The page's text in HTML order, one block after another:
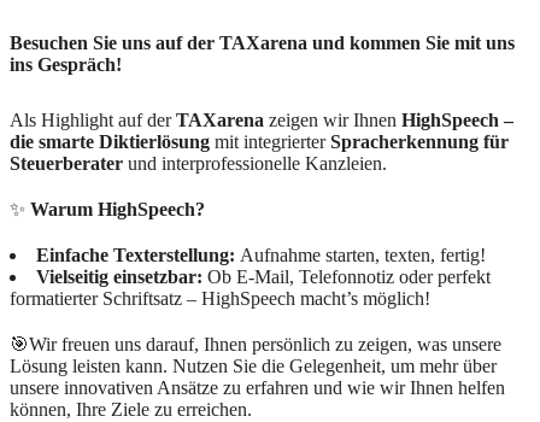
Besuchen Sie uns auf der TAXarena und kommen Sie mit uns
ins Gespräch!
Als Highlight auf derTAXarena zeigen wir Ihnen HighSpeech –
die smarte Diktierlösung mit integrierterSpracherkennung für
Steuerberater und interprofessionelle Kanzleien.
✨ Warum HighSpeech?
Einfache Texterstellung: Aufnahme starten, texten, fertig!
Vielseitig einsetzbar: Ob E-Mail, Telefonnotiz oder perfekt
formatierter Schriftsatz – HighSpeech macht’s möglich!
🎯Wir freuen uns darauf, Ihnen persönlich zu zeigen, was unsere
Lösung leisten kann. Nutzen Sie die Gelegenheit, um mehr über
unsere innovativen Ansätze zu erfahren und wie wir Ihnen helfen
können, Ihre Ziele zu erreichen.